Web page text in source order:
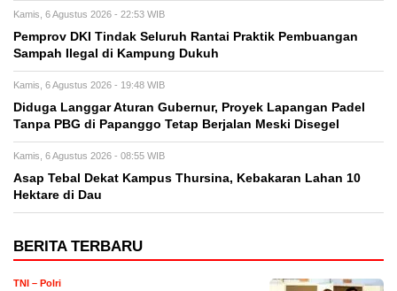
Kamis, 6 Agustus 2026 - 22:53 WIB
Pemprov DKI Tindak Seluruh Rantai Praktik Pembuangan
Sampah Ilegal di Kampung Dukuh
Kamis, 6 Agustus 2026 - 19:48 WIB
Diduga Langgar Aturan Gubernur, Proyek Lapangan Padel
Tanpa PBG di Papanggo Tetap Berjalan Meski Disegel
Kamis, 6 Agustus 2026 - 08:55 WIB
Asap Tebal Dekat Kampus Thursina, Kebakaran Lahan 10
Hektare di Dau
BERITA TERBARU
TNI – Polri